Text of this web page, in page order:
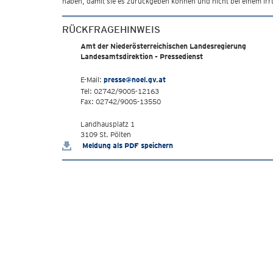
RÜCKFRAGEHINWEIS
Amt der Niederösterreichischen Landesregierung
Landesamtsdirektion - Pressedienst
E-Mail: presse@noel.gv.at
Tel: 02742/9005-12163
Fax: 02742/9005-13550
Landhausplatz 1
3109 St. Pölten
Meldung als PDF speichern